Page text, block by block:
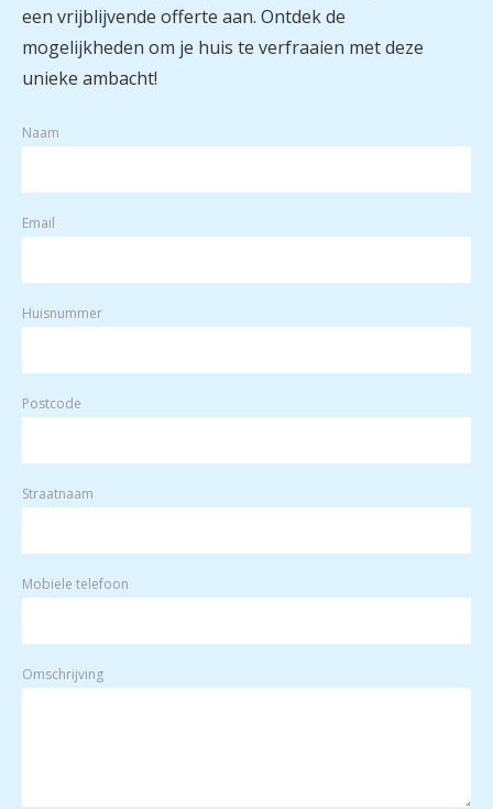
een vrijblijvende offerte aan. Ontdek de
mogelijkheden om je huis te verfraaien met deze
unieke ambacht!
Naam
Email
Huisnummer
Postcode
Straatnaam
Mobiele telefoon
Omschrijving